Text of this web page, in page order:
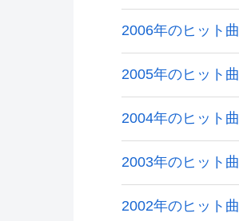
2006年のヒット曲
2005年のヒット曲
2004年のヒット曲
2003年のヒット曲
2002年のヒット曲